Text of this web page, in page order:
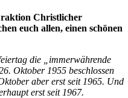
Christlicher
euch allen, einen schönen
die „immerwährende
Oktober 1955 beschlossen
aber erst seit 1965. Und
erst seit 1967.